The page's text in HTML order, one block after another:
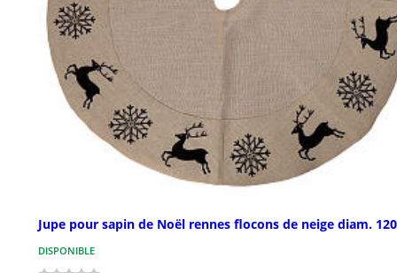
Jupe pour sapin de Noël rennes flocons de neige diam.
DISPONIBLE